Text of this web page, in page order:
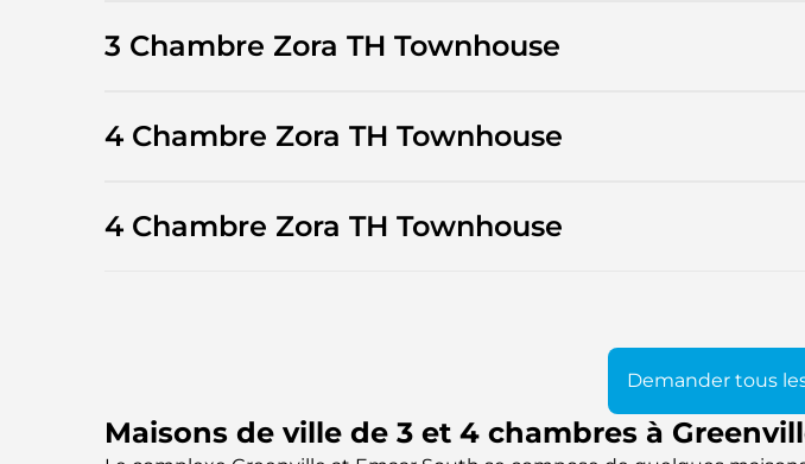
3 Chambre Zora TH Townhouse
4 Chambre Zora TH Townhouse
4 Chambre Zora TH Townhouse
Demander tous
Maisons de ville de 3 et 4 chambres à